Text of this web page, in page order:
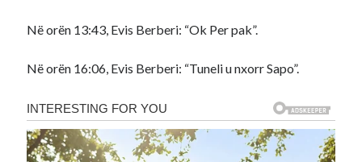
Në orën 13:43, Evis Berberi: “Ok Per pak”.
Në orën 16:06, Evis Berberi: “Tuneli u nxorr Sapo”.